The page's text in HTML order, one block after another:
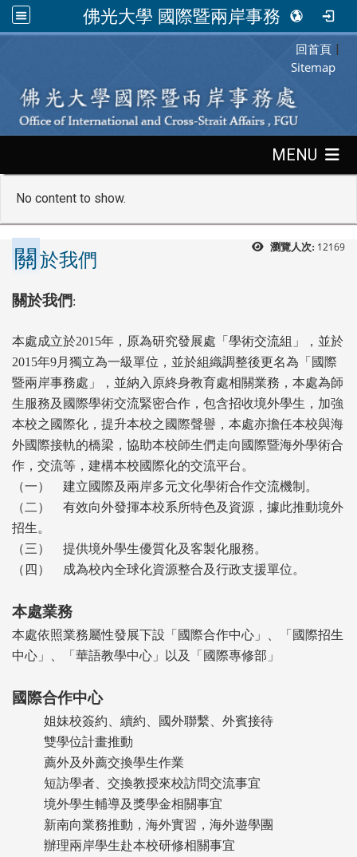
佛光大學 國際暨兩岸事務處
:::
回首頁 |
Sitemap
MENU
No content to show.
瀏覽人次: 12169
關於我們
關於我們:
本處成立於2015年，原為研究發展處「學術交流組」，並於
2015年9月獨立為一級單位，並於組織調整後更名為「國際
暨兩岸事務處」，並納入原終身教育處相關業務，本處為師
生服務及國際學術交流緊密合作，包含招收境外學生，加強
本校之國際化，提升本校之國際聲譽，本處亦擔任本校與海
外國際接軌的橋梁，協助本校師生們走向國際暨海外學術合
作，交流等，建構本校國際化的交流平台。
（一）
建立國際及兩岸多元文化學術合作交流機制。
（二）
有效向外發揮本校系所特色及資源，據此推動境外
招生。
（三）
提供境外學生優質化及客製化服務。
（四）
成為校內全球化資源整合及行政支援單位。
本處業務
本處依照業務屬性發展下設「國際合作中心」、「國際招生
中心」
「華語教學中心」 以及「國際專修部」
國際合作中心
姐妹校簽約、續約、國外聯繫、外賓接待
雙學位計畫推動
薦外及外薦交換學生作業
短訪學者、交換教授來校訪問交流事宜
境外學生輔導及獎學金相關事宜
新南向業務推動，海外實習，海外遊學團
辦理兩岸學生赴本校研修相關事宜